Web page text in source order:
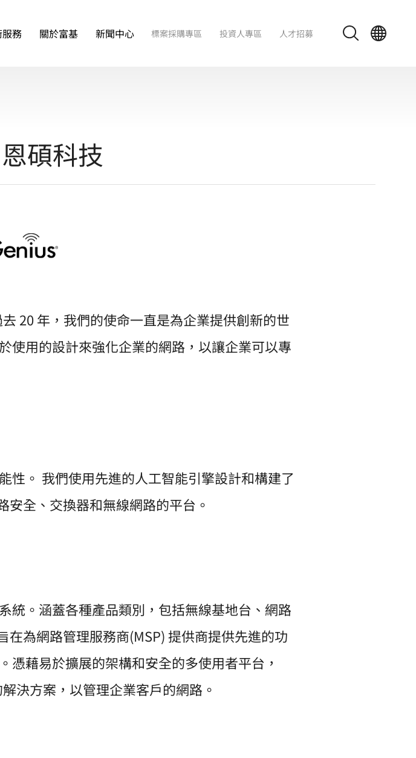
務 關於富基 新聞中心 標案採購專區 投資人專區 人才招募
恩碩科技
20 年，我們的使命一直是為企業提供創新的世
使用的設計來強化企業的網路，以讓企業可以專
性。 我們使用先進的人工智能引擎設計和構建了
安全、交換器和無線網路的平台。
統。涵蓋各種產品類別，包括無線基地台、網路
為網路管理服務商(MSP) 提供商提供先進的功
藉易於擴展的架構和安全的多使用者平台，
決方案，以管理企業客戶的網路。